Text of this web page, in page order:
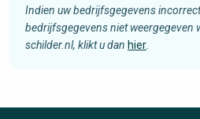
Indien uw bedrijfsgegevens
bedrijfsgegevens niet weergegeven
schilder.nl, klikt u dan hier